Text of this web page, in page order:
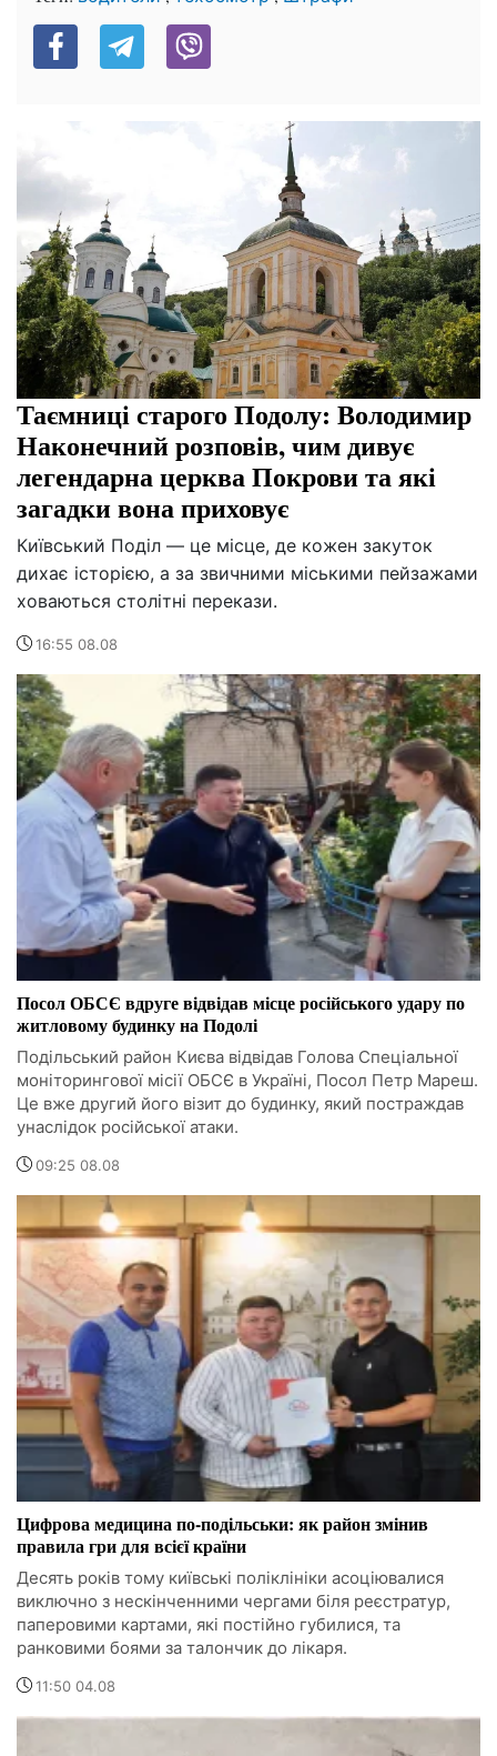
Таємниці старого Подолу: Володимир
Наконечний розповів, чим дивує
легендарна церква Покрови та які
загадки вона приховує
Київський Поділ — це місце, де кожен закуток
дихає історією, а за звичними міськими пейзажами
ховаються столітні перекази.
16:55 08.08
Посол ОБСЄ вдруге відвідав місце російського удару по
житловому будинку на Подолі
Подільський район Києва відвідав Голова Спеціальної
моніторингової місії ОБСЄ в Україні, Посол Петр Мареш.
Це вже другий його візит до будинку, який постраждав
унаслідок російської атаки.
09:25 08.08
Цифрова медицина по-подільськи: як район змінив
правила гри для всієї країни
Десять років тому київські поліклініки асоціювалися
виключно з нескінченними чергами біля реєстратур,
паперовими картами, які постійно губилися, та
ранковими боями за талончик до лікаря.
11:50 04.08